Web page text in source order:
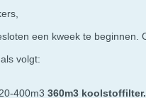
een kweek te
volgt:
400m3 360m3 koolstoffilter.